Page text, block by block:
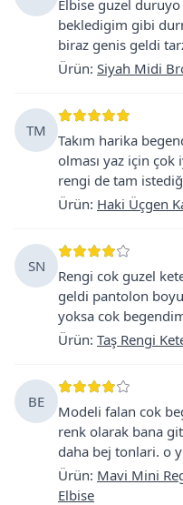
Elbise guzel
bekledigim gibi
biraz genis geldi
Ürün: Siyah Midi
TM
Takım harika
olması yaz için çok
rengi de tam
Ürün: Haki Üçgen
SN
Rengi cok guzel
geldi pantolon
yoksa cok
Ürün: Taş Rengi
BE
Modeli falan cok
renk olarak bana
daha bej tonlari. o
Ürün: Mavi Mini
Elbise